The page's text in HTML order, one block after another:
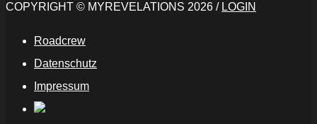
COPYRIGHT © MYREVELATIONS 2026 / LOGIN
Roadcrew
Datenschutz
Impressum